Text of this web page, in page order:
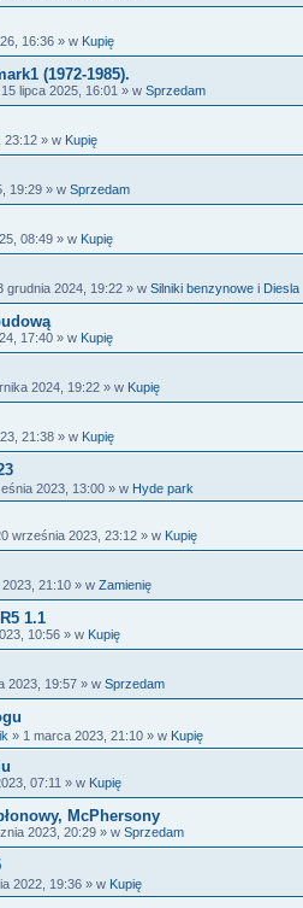
16:36 » w Kupię
(1972-1985).
15 lipca 2025, 16:01 » w Sprzedam
23:12 » w Kupię
19:29 » w Sprzedam
08:49 » w Kupię
grudnia 2024, 19:22 » w Silniki benzynowe i Diesla
17:40 » w Kupię
2024, 19:22 » w Kupię
21:38 » w Kupię
2023, 13:00 » w Hyde park
września 2023, 23:12 » w Kupię
21:10 » w Zamienię
1.1
10:56 » w Kupię
2023, 19:57 » w Sprzedam
» 1 marca 2023, 21:10 » w Kupię
07:11 » w Kupię
McPhersony
2023, 20:29 » w Sprzedam
2022, 19:36 » w Kupię